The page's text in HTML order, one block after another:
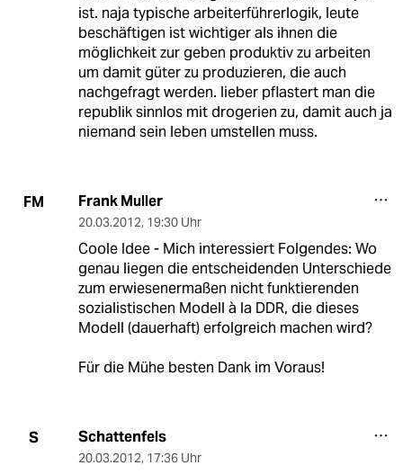
ist. naja typische arbeiterführerlogik, leute
beschäftigen ist wichtiger als ihnen die
möglichkeit zur geben produktiv zu arbeiten
um damit güter zu produzieren, die auch
nachgefragt werden. lieber pflastert man die
republik sinnlos mit drogerien zu, damit auch ja
niemand sein leben umstellen muss.
FM Frank Muller
20.03.2012, 19:30 Uhr
Coole Idee - Mich interessiert Folgendes: Wo
genau liegen die entscheidenden Unterschiede
zum erwiesenermaßen nicht funktierenden
sozialistischen Modell à la DDR, die dieses
Modell (dauerhaft) erfolgreich machen wird?
Für die Mühe besten Dank im Voraus!
S Schattenfels
20.03.2012, 17:36 Uhr